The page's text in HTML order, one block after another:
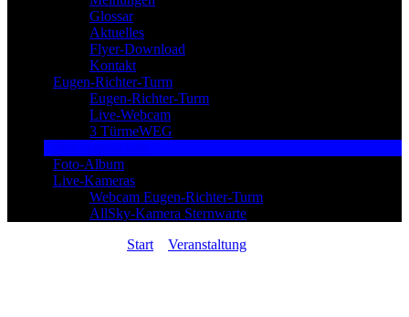
Glossar
Aktuelles
Flyer-Download
Kontakt
Eugen-Richter-Turm
Eugen-Richter-Turm
Live-Webcam
3 TürmeWEG
Foto-Album
Live-Kameras
Webcam Eugen-Richter-Turm
AllSky-Kamera Sternwarte
Start Veranstaltung